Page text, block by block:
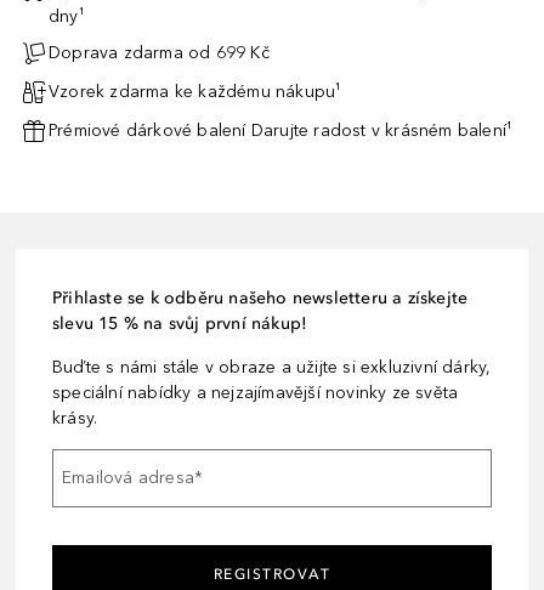
dny¹
Doprava zdarma od 699 Kč
Vzorek zdarma ke každému nákupu¹
Prémiové dárkové balení Darujte radost v krásném balení¹
Přihlaste se k odběru našeho newsletteru a získejte
slevu 15 % na svůj první nákup!
Buďte s námi stále v obraze a užijte si exkluzivní dárky,
speciální nabídky a nejzajímavější novinky ze světa
krásy.
Emailová adresa*
REGISTROVAT